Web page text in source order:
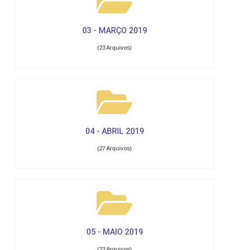
03 - MARÇO 2019
(23 Arquivos)
04 - ABRIL 2019
(27 Arquivos)
05 - MAIO 2019